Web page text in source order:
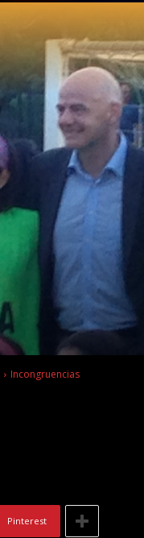
Incongruencias
Pinterest